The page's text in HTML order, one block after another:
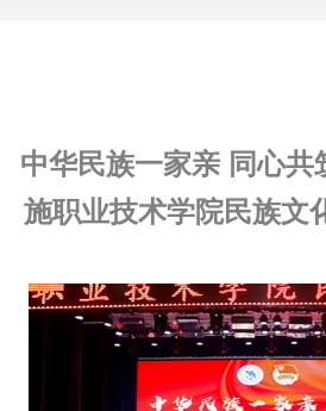
中华民族一家亲 同心
施职业技术学院民族文